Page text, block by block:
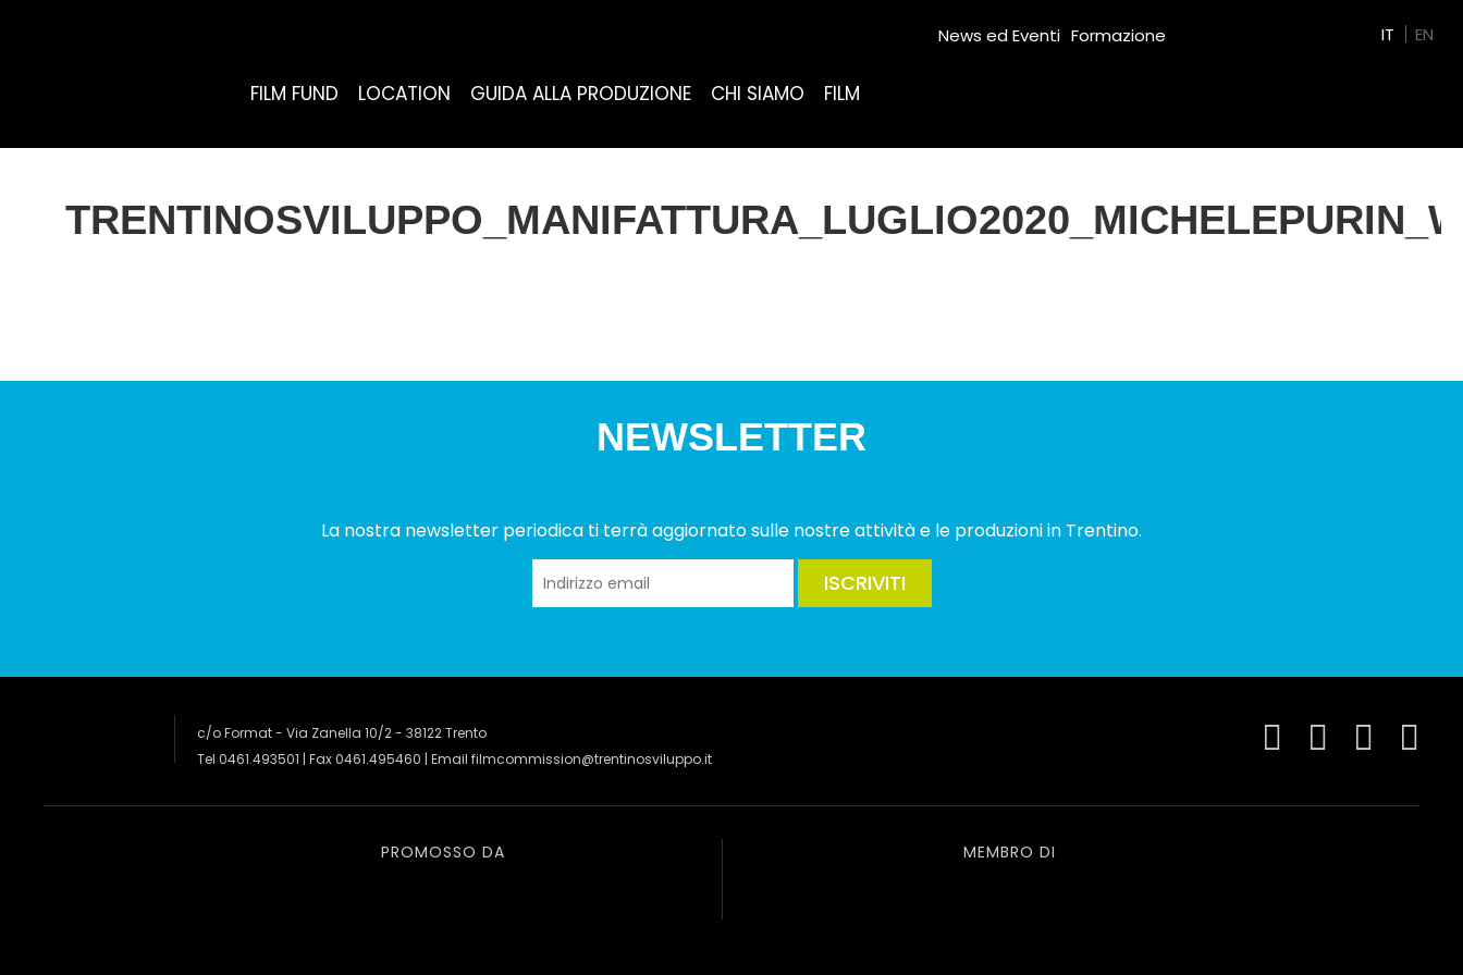
FILM FUND LOCATION GUIDA ALLA PRODUZIONE CHI SIAMO FILM
News ed Eventi Formazione IT EN
NEWSLETTER
La nostra newsletter periodica ti terrà aggiornato sulle nostre attività e le produzioni in Trentino.
ISCRIVITI
c/o Format - Via Zanella 10/2 - 38122 Trento
Tel 0461.493501 | Fax 0461.495460 | Email filmcommission@trentinosviluppo.it
PROMOSSO DA MEMBRO DI